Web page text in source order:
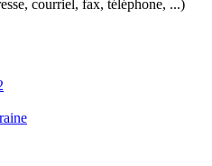
courriel, fax,